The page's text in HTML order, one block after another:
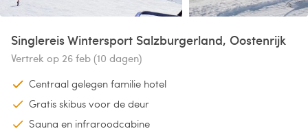
Singlereis Wintersport Salzburgerland, Oostenrijk
Vertrek op 26 feb (10 dagen)
Centraal gelegen familie hotel
Gratis skibus voor de deur
Sauna en infraroodcabine